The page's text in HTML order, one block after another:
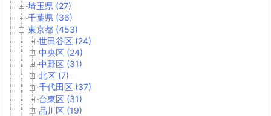
埼玉県 (27)
千葉県 (36)
東京都 (453)
世田谷区 (24)
中央区 (24)
中野区 (31)
北区 (7)
千代田区 (37)
台東区 (31)
品川区 (19)